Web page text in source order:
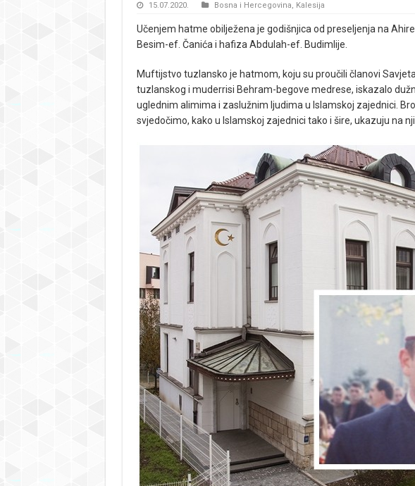
15.07.2020. Bosna i Hercegovina, Kalesija
Učenjem hatme obilježena je godišnjica od preseljenja na
Besim-ef. Čanića i hafiza Abdulah-ef. Budimlije.
Muftijstvo tuzlansko je hatmom, koju su proučili članovi
tuzlanskog i muderrisi Behram-begove medrese, iskazalo
uglednim alimima i zaslužnim ljudima u Islamskoj zajednici.
svjedočimo, kako u Islamskoj zajednici tako i šire, ukazuju na